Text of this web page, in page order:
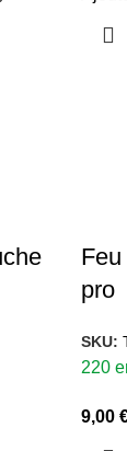
pro
SKU:
220
9,00